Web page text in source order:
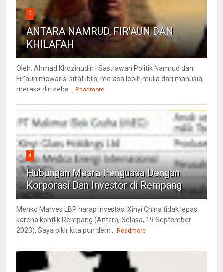
3
ANTARA NAMRUD, FIR'AUN DAN
KHILAFAH
Oleh: Ahmad Khozinudin | Sastrawan Politik Namrud dan
Fir'aun mewarisi sifat iblis, merasa lebih mulia dari manusia,
merasa diri seba...
Readmore
4
Hubungan Mesra Penguasa Dengan
Korporasi Dan Investor di Rempang
Menko Marves LBP harap investasi Xinyi China tidak lepas
karena konflik Rempang (Antara, Selasa, 19 September
2023). Saya pikir kita pun dem...
Readmore